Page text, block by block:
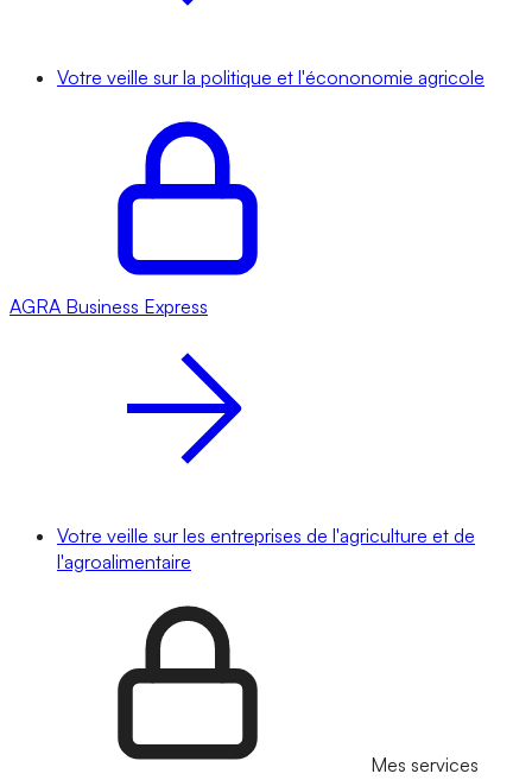
Votre veille sur la politique et l'écononomie agricole
AGRA Business Express
Votre veille sur les entreprises de l'agriculture et de
l'agroalimentaire
Mes services